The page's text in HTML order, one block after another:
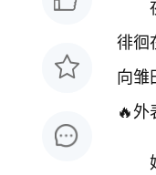
徘徊
向雏
🔥